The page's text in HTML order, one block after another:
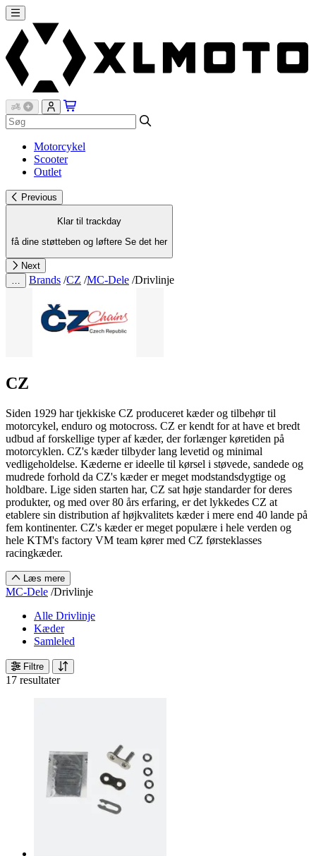
Motorcykel
Scooter
Outlet
Previous
Klar til trackday
få dine støtteben og løftere Se det her
Next
Brands /CZ /MC-Dele /Drivlinje
CZ
Siden 1929 har tjekkiske CZ produceret kæder og tilbehør til
motorcykel, enduro og motocross. CZ er kendt for at have et bredt
udbud af forskellige typer af kæder, der forlænger køretiden på
motorcyklen. CZ's kæder tilbyder lang levetid og minimal
vedligeholdelse. Kæderne er ideelle til kørsel i støvede, sandede og
mudrede forhold da CZ's kæder er meget modstandsdygtige og
holdbare. Lige siden starten har, CZ sat høje standarder for deres
produkter, og med over 80 års erfaring, er det lykkedes CZ at
etablere sin distribution af højkvalitets kæder i mere end 40 lande på
fem kontinenter. CZ's kæder er meget populære i hele verden og
hele KTM's factory VM team kører med CZ førsteklasses
racingkæder.
Læs mere
MC-Dele /Drivlinje
Alle Drivlinje
Kæder
Samleled
Filtre
17 resultater